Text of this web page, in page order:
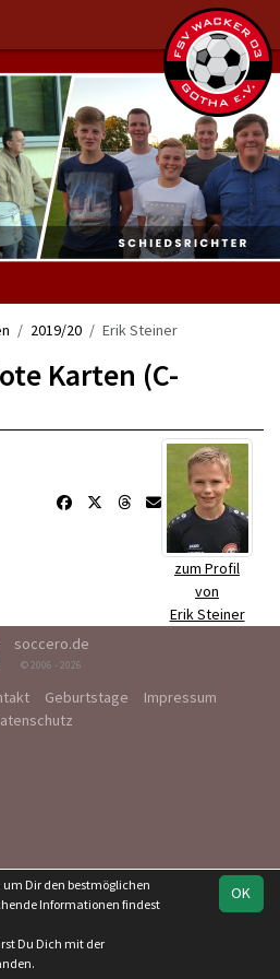
2019/20 Erik Steiner
Karten (C-
zum Profil
von
Erik Steiner
soccero.de
© 2006 - 2026
Geburtstage
Impressum
OK
um Dir den bestmöglichen
Informationen findest
Du Dich mit der